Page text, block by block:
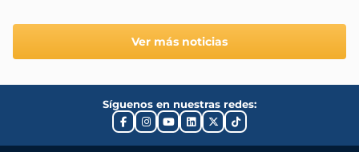
Ver más noticias
Síguenos en nuestras redes: